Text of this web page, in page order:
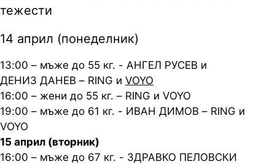
тежести
14 април (понеделник)
13:00 – мъже до 55 кг. - АНГЕЛ РУСЕВ и
ДЕНИЗ ДАНЕВ – RING и VOYO
16:00 – жени до 55 кг. – RING и VOYO
19:00 – мъже до 61 кг. - ИВАН ДИМОВ – RING и
VOYO
15 април (вторник)
16:00 – мъже до 67 кг. - ЗДРАВКО ПЕЛОВСКИ